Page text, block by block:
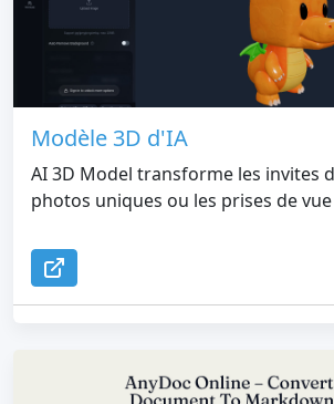
Modèle 3D d'IA
AI 3D Model transforme les invites
photos uniques ou les prises de
permet de les texturer, de les
diviser et de les truquer
jamais ouvrir Blender. Plus de 500